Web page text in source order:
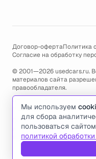
Договор-офертаПолитика
Согласие на обработку
© 2001—2026 usedcars.ru.
материалов сайта
правообладателя.
Пользуясь сайтом, вы
политикой обработки
По всем вопросам
и проблемами
support@usedcars.ruили
Мы используем
для сбора
пользоваться
политикой